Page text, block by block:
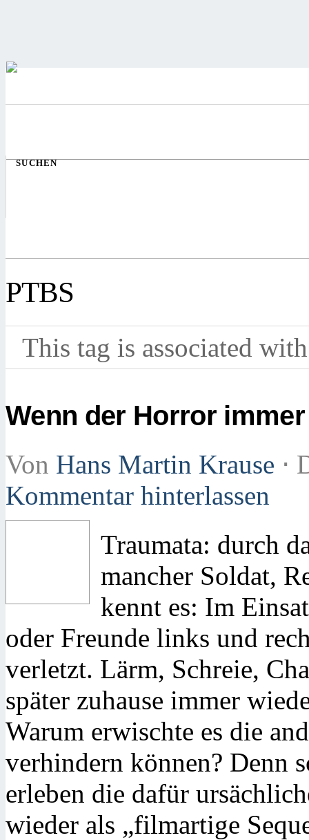
SUCHEN
PTBS
This tag is associated
Wenn der Horror
Von Hans Martin Krause ⋅
Kommentar hinterlassen
Traumata: durch
mancher Soldat,
kennt es: Im
oder Freunde links und
verletzt. Lärm, Schreie,
später zuhause immer
Warum erwischte es die
verhindern können? Denn
erleben die dafür
wieder als „filmartige